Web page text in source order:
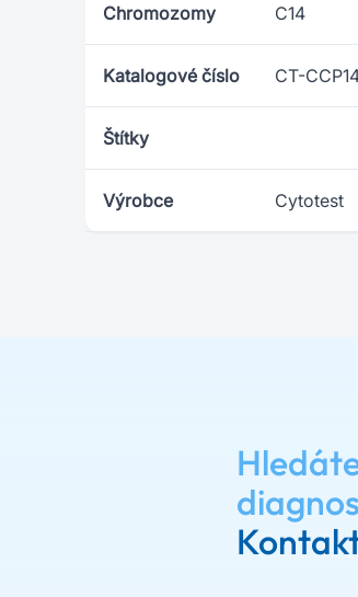
Chromozomy C14
Katalogové číslo CT-
Štítky
Výrobce Cytotest